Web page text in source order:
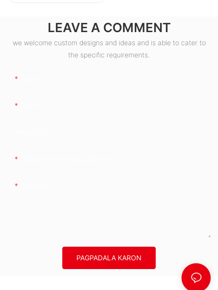
LEAVE A COMMENT
we welcome custom designs and ideas and is able to cater to
the specific requirements.
PAGPADALA KARON